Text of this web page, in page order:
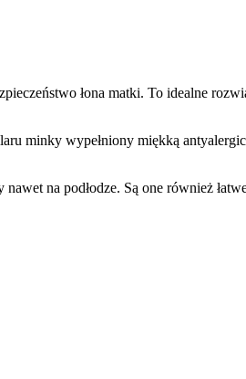
łona matki. To idealne
minky wypełniony miękką
na podłodze. Są one również